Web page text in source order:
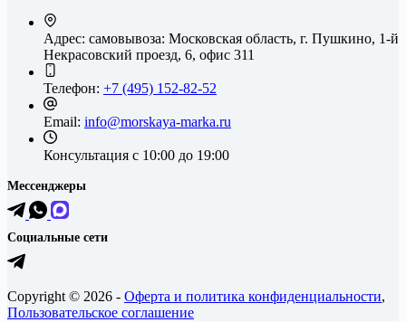
Адрес: самовывоза: Московская область, г. Пушкино, 1-й
Некрасовский проезд, 6, офис 311
Телефон: +7 (495) 152-82-52
Email: info@morskaya-marka.ru
Консультация с 10:00 до 19:00
Мессенджеры
Социальные сети
Copyright © 2026 - Оферта и политика конфиденциальности,
Пользовательское соглашение